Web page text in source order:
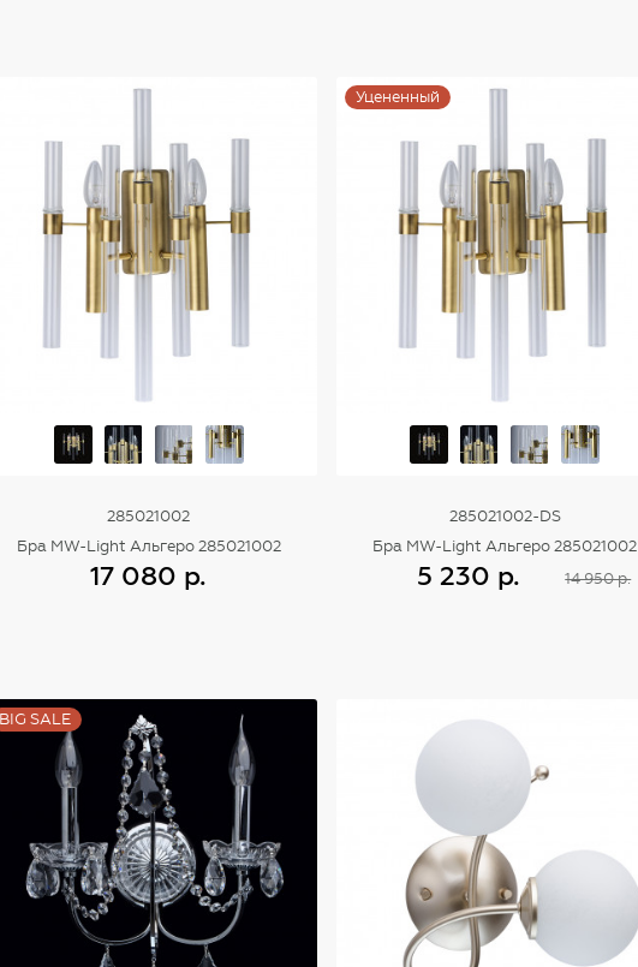
285021002
Бра MW-Light Альгеро 285021002
17 080 р.
Уцененный
285021002-DS
Бра MW-Light Альгеро 285021002
5 230 р.
14 950 р.
BIG SALE